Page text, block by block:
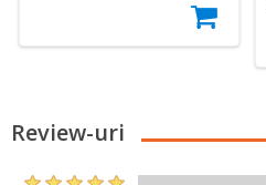
Review-uri